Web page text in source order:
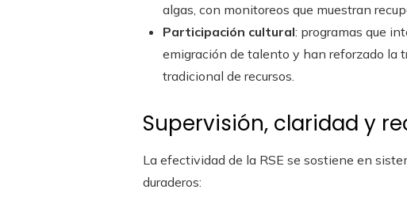
algas, con monitoreos que muestran
Participación cultural: programas que
emigración de talento y han reforzado la
tradicional de recursos.
Supervisión, claridad y
La efectividad de la RSE se sostiene en
duraderos: